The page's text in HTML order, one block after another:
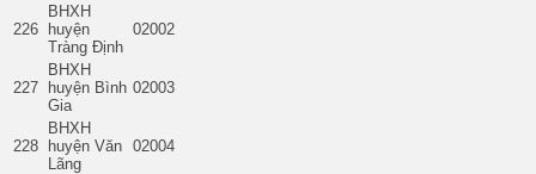
226
BHXH
huyện
Tràng Định
02002
227
BHXH
huyện Bình
Gia
02003
228
BHXH
huyện Văn
Lãng
02004